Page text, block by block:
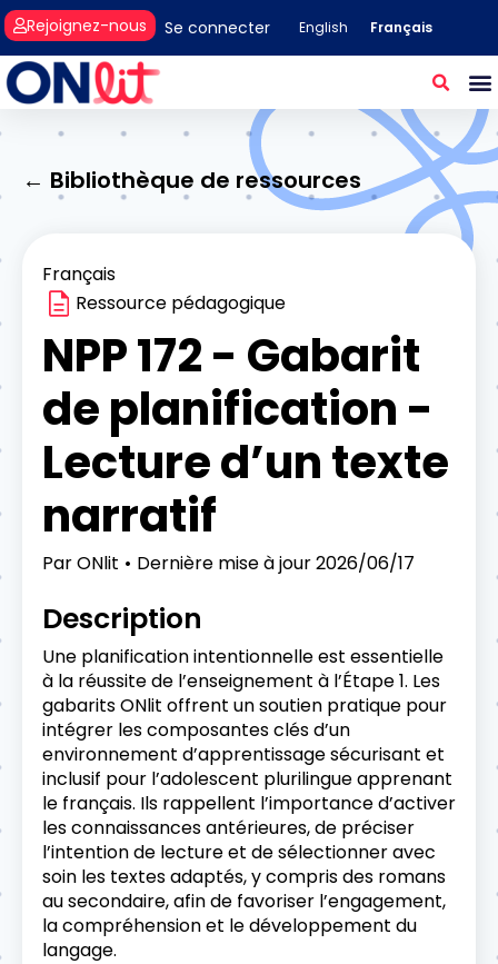
Se connecter
Rejoignez-nous English Français
← Bibliothèque de ressources
Français
Ressource pédagogique
NPP 172 - Gabarit
de planification -
Lecture d’un texte
narratif
ParONlit Dernière mise à jour2026/06/17
Description
Une planification intentionnelle est essentielle
à la réussite de l’enseignement à l’Étape 1. Les
gabarits ONlit offrent un soutien pratique pour
intégrer les composantes clés d’un
environnement d’apprentissage sécurisant et
inclusif pour l’adolescent plurilingue apprenant
le français. Ils rappellent l’importance d’activer
les connaissances antérieures, de préciser
l’intention de lecture et de sélectionner avec
soin les textes adaptés, y compris des romans
au secondaire, afin de favoriser l’engagement,
la compréhension et le développement du
langage.